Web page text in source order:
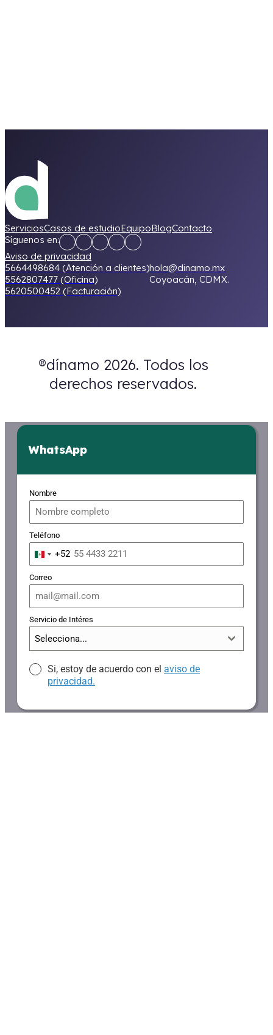
ServiciosCasos de estudioEquipoBlogContacto
Síguenos en:
Aviso de privacidad
5664498684 (Atención a clientes)
5562807477 (Oficina)
5620500452 (Facturación)
hola@dinamo.mx
Coyoacán, CDMX.
®dínamo 2026. Todos los
derechos reservados.
WhatsApp
Nombre
Teléfono
Mexico
+52
+52
Correo
Servicio de Intéres
Selecciona...
Si, estoy de acuerdo con el aviso de
privacidad.